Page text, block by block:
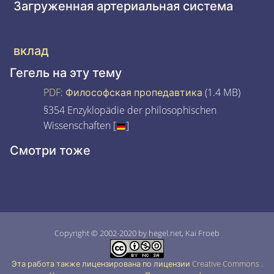
Загруженная артериальная система
вклад
Гегель на эту тему
PDF: Философская пропедавтика (1.4 MB)
§354 Enzyklopädie der philosophischen
Wissenschaften [
]
Смотри тоже
Copyright © 2002-2020 by hegel.net, Kai Froeb
Эта работа также лицензирована по лицензии Creative Commons .